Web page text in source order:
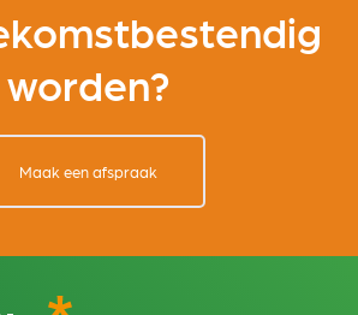
worden?
Maak een afspraak